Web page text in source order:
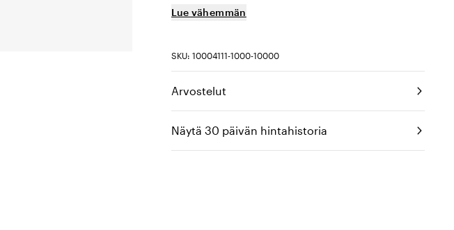
Lue vähemmän
SKU: 10004111-1000-10000
Arvostelut
Näytä 30 päivän hintahistoria